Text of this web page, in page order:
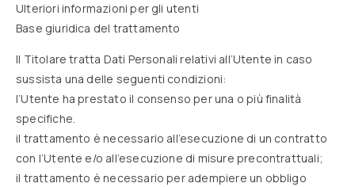
Ulteriori informazioni per gli utenti
Base giuridica del trattamento
Il Titolare tratta Dati Personali relativi all’Utente in caso
sussista una delle seguenti condizioni:
l’Utente ha prestato il consenso per una o più finalità
specifiche.
il trattamento è necessario all’esecuzione di un contratto
con l’Utente e/o all’esecuzione di misure precontrattuali;
il trattamento è necessario per adempiere un obbligo